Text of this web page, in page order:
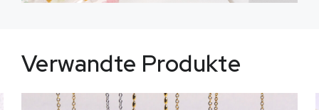
Verwandte Produkte